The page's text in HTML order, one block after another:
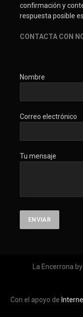
confirmación y
respuesta posible
CONTACTA CON
Nombre
Correo electrónico
Tu mensaje
La Encerrona by
Con el apoyo de